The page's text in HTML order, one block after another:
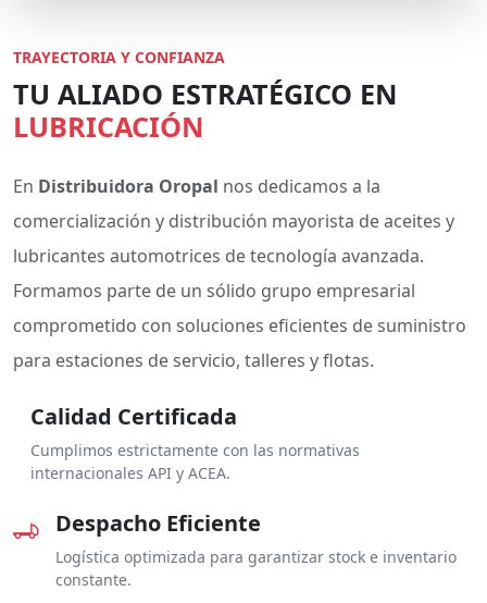
TRAYECTORIA Y CONFIANZA
TU ALIADO ESTRATÉGICO EN
LUBRICACIÓN
En Distribuidora Oropal nos dedicamos a la
comercialización y distribución mayorista de aceites y
lubricantes automotrices de tecnología avanzada.
Formamos parte de un sólido grupo empresarial
comprometido con soluciones eficientes de suministro
para estaciones de servicio, talleres y flotas.
Calidad Certificada
Cumplimos estrictamente con las normativas
internacionales API y ACEA.
Despacho Eficiente
Logística optimizada para garantizar stock e inventario
constante.